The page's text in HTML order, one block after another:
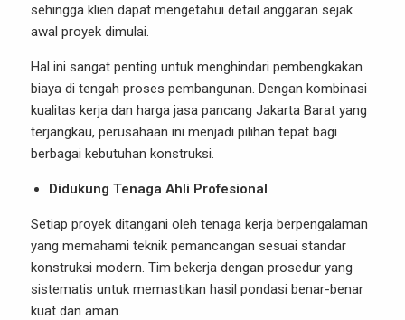
sehingga klien dapat mengetahui detail anggaran sejak
awal proyek dimulai.
Hal ini sangat penting untuk menghindari pembengkakan
biaya di tengah proses pembangunan. Dengan kombinasi
kualitas kerja dan harga jasa pancang Jakarta Barat yang
terjangkau, perusahaan ini menjadi pilihan tepat bagi
berbagai kebutuhan konstruksi.
Didukung Tenaga Ahli Profesional
Setiap proyek ditangani oleh tenaga kerja berpengalaman
yang memahami teknik pemancangan sesuai standar
konstruksi modern. Tim bekerja dengan prosedur yang
sistematis untuk memastikan hasil pondasi benar-benar
kuat dan aman.